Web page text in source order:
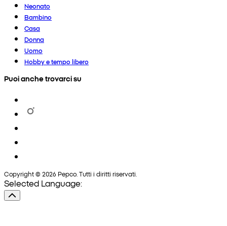
Neonato
Bambino
Casa
Donna
Uomo
Hobby e tempo libero
Puoi anche trovarci su
Copyright © 2026 Pepco. Tutti i diritti riservati.
Selected Language: